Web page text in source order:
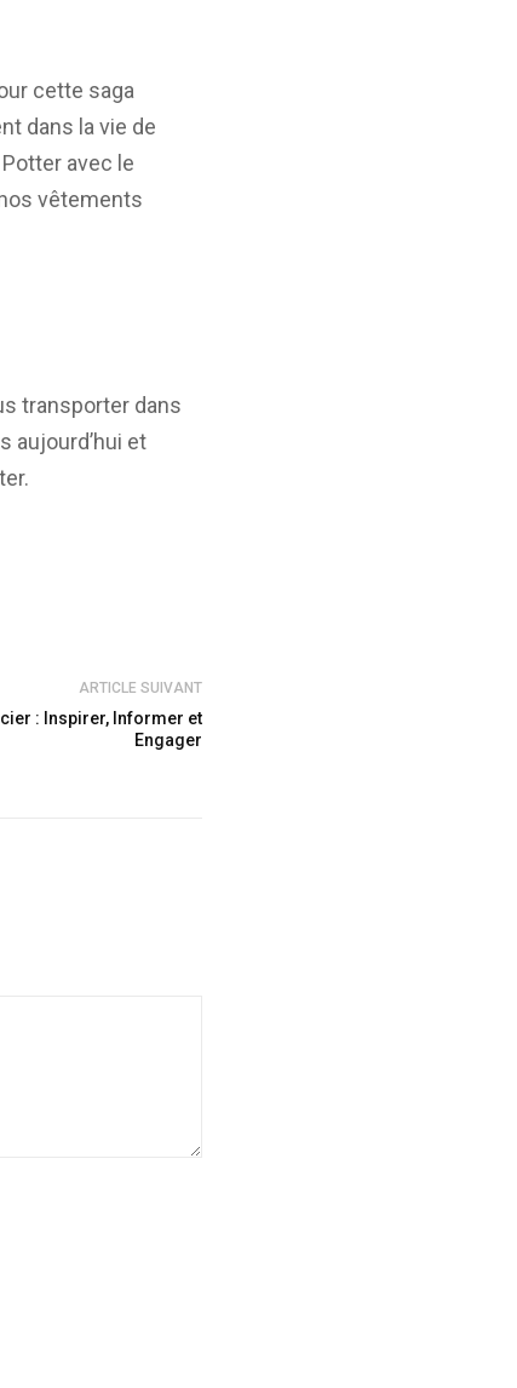
cette saga
dans la vie de
avec le
vêtements
transporter dans
aujourd’hui et
ARTICLE SUIVANT
: Inspirer, Informer et
Engager